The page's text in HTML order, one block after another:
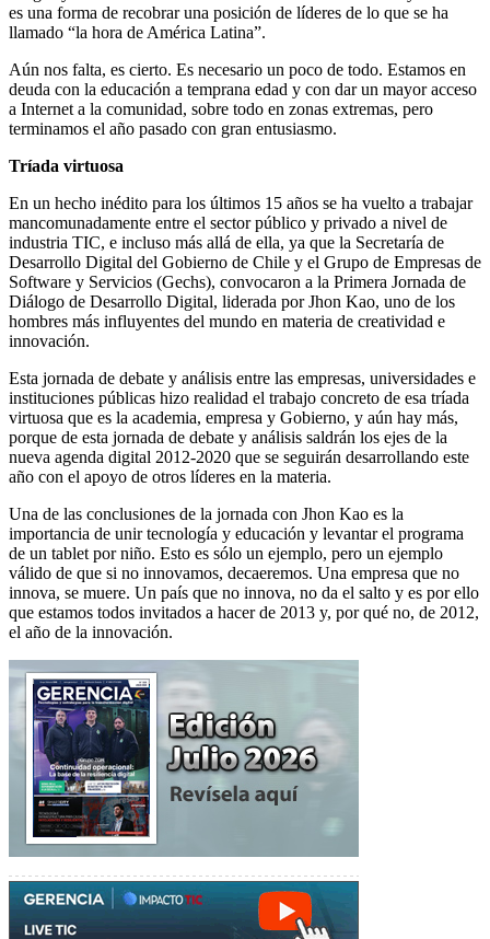
es una forma de recobrar una posición de líderes de lo que se ha
llamado “la hora de América Latina”.
Aún nos falta, es cierto. Es necesario un poco de todo. Estamos en
deuda con la educación a temprana edad y con dar un mayor acceso
a Internet a la comunidad, sobre todo en zonas extremas, pero
terminamos el año pasado con gran entusiasmo.
Tríada virtuosa
En un hecho inédito para los últimos 15 años se ha vuelto a trabajar
mancomunadamente entre el sector público y privado a nivel de
industria TIC, e incluso más allá de ella, ya que la Secretaría de
Desarrollo Digital del Gobierno de Chile y el Grupo de Empresas de
Software y Servicios (Gechs), convocaron a la Primera Jornada de
Diálogo de Desarrollo Digital, liderada por Jhon Kao, uno de los
hombres más influyentes del mundo en materia de creatividad e
innovación.
Esta jornada de debate y análisis entre las empresas, universidades e
instituciones públicas hizo realidad el trabajo concreto de esa tríada
virtuosa que es la academia, empresa y Gobierno, y aún hay más,
porque de esta jornada de debate y análisis saldrán los ejes de la
nueva agenda digital 2012-2020 que se seguirán desarrollando este
año con el apoyo de otros líderes en la materia.
Una de las conclusiones de la jornada con Jhon Kao es la
importancia de unir tecnología y educación y levantar el programa
de un tablet por niño. Esto es sólo un ejemplo, pero un ejemplo
válido de que si no innovamos, decaeremos. Una empresa que no
innova, se muere. Un país que no innova, no da el salto y es por ello
que estamos todos invitados a hacer de 2013 y, por qué no, de 2012,
el año de la innovación.